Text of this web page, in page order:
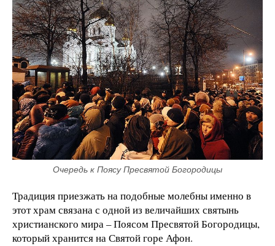
Очередь к Поясу Пресвятой Богородицы
Традиция приезжать на подобные молебны именно в
этот храм связана с одной из величайших святынь
христианского мира – Поясом Пресвятой Богородицы,
который хранится на Святой горе Афон.